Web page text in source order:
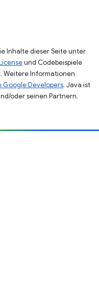
Inhalte dieser Seite unter
und Codebeispiele
Weitere Informationen
Google Developers. Java ist
oder seinen Partnern.